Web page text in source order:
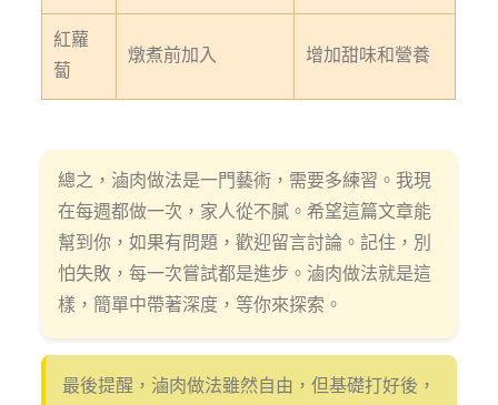
紅蘿
蔔
燉煮前加入 增加甜味和營養
總之，滷肉做法是一門藝術，需要多練習。我現
在每週都做一次，家人從不膩。希望這篇文章能
幫到你，如果有問題，歡迎留言討論。記住，別
怕失敗，每一次嘗試都是進步。滷肉做法就是這
樣，簡單中帶著深度，等你來探索。
最後提醒，滷肉做法雖然自由，但基礎打好後，